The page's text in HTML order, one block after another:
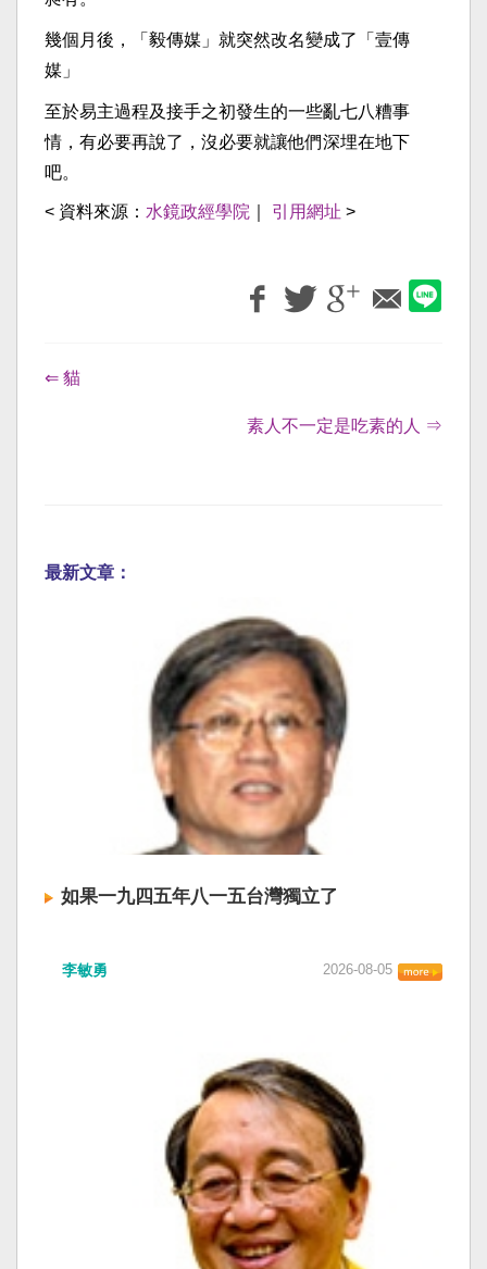
幾個月後，「毅傳媒」就突然改名變成了「壹傳
媒」
至於易主過程及接手之初發生的一些亂七八糟事
情，有必要再說了，沒必要就讓他們深埋在地下
吧。
< 資料來源： 水鏡政經學院 引用網址 >
⇐ 貓
素人不一定是吃素的人 ⇒
最新文章：
如果一九四五年八一五台灣獨立了
李敏勇 2026-08-05